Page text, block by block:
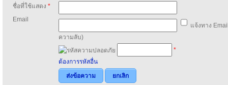
ชื่อที่ใช้แสดง *
Email
แจ้งทาง
ความลับ)
*
ต้องการรหัสอื่น
ส่งข้อความ
ยกเลิก